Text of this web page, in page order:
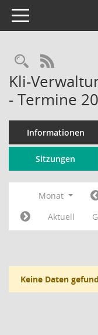
Toggle navigation
RSS-
Kli-
- Termine
Informationen
Sitzungen
Monat
Aktuell
Keine Daten